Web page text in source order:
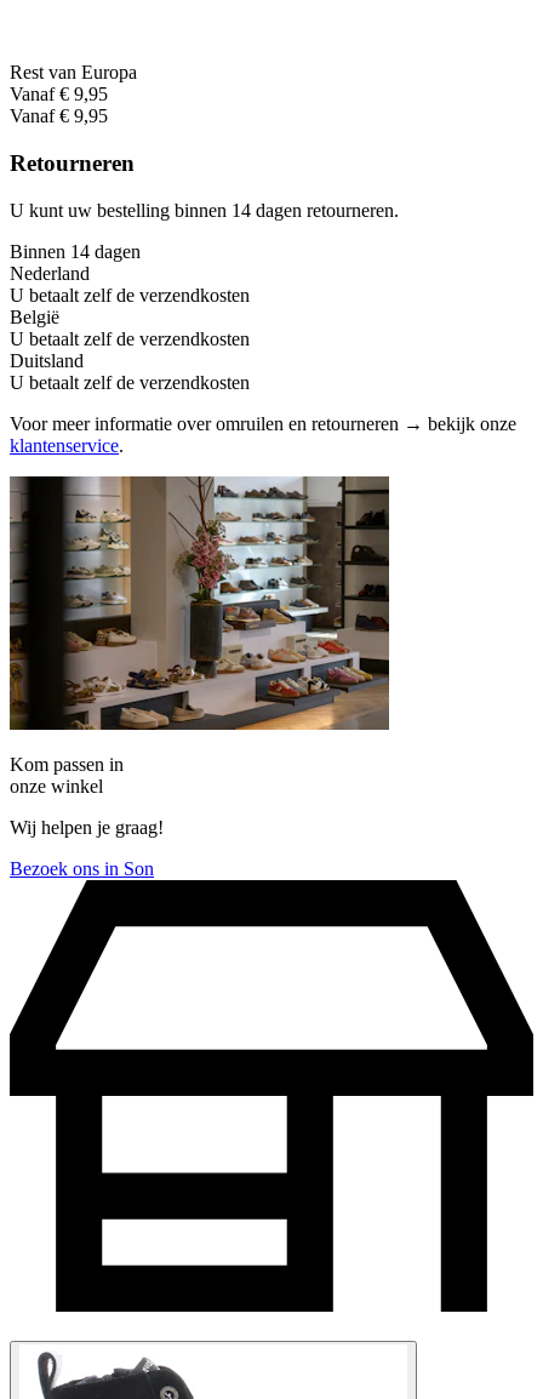
Rest van Europa
Vanaf € 9,95
Vanaf € 9,95
Retourneren
U kunt uw bestelling binnen 14 dagen retourneren.
Binnen 14 dagen
Nederland
U betaalt zelf de verzendkosten
België
U betaalt zelf de verzendkosten
Duitsland
U betaalt zelf de verzendkosten
Voor meer informatie over omruilen en retourneren → bekijk onze
klantenservice.
Kom passen in
onze winkel
Wij helpen je graag!
Bezoek ons in Son